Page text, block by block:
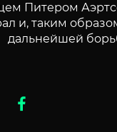
Питером
и, таким
дальнейшей